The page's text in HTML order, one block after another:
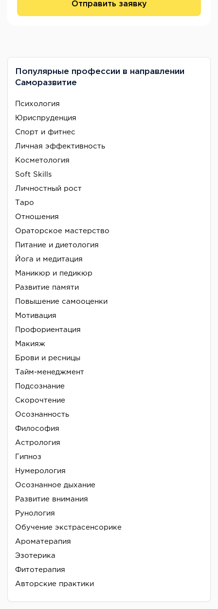
Отправить заявку
Популярные профессии в направлении
Саморазвитие
Психология
Юриспруденция
Спорт и фитнес
Личная эффективность
Косметология
Soft Skills
Личностный рост
Таро
Отношения
Ораторское мастерство
Питание и диетология
Йога и медитация
Маникюр и педикюр
Развитие памяти
Повышение самооценки
Мотивация
Профориентация
Макияж
Брови и ресницы
Тайм-менеджмент
Подсознание
Скорочтение
Осознанность
Философия
Астрология
Гипноз
Нумерология
Осознанное дыхание
Развитие внимания
Рунология
Обучение экстрасенсорике
Ароматерапия
Эзотерика
Фитотерапия
Авторские практики